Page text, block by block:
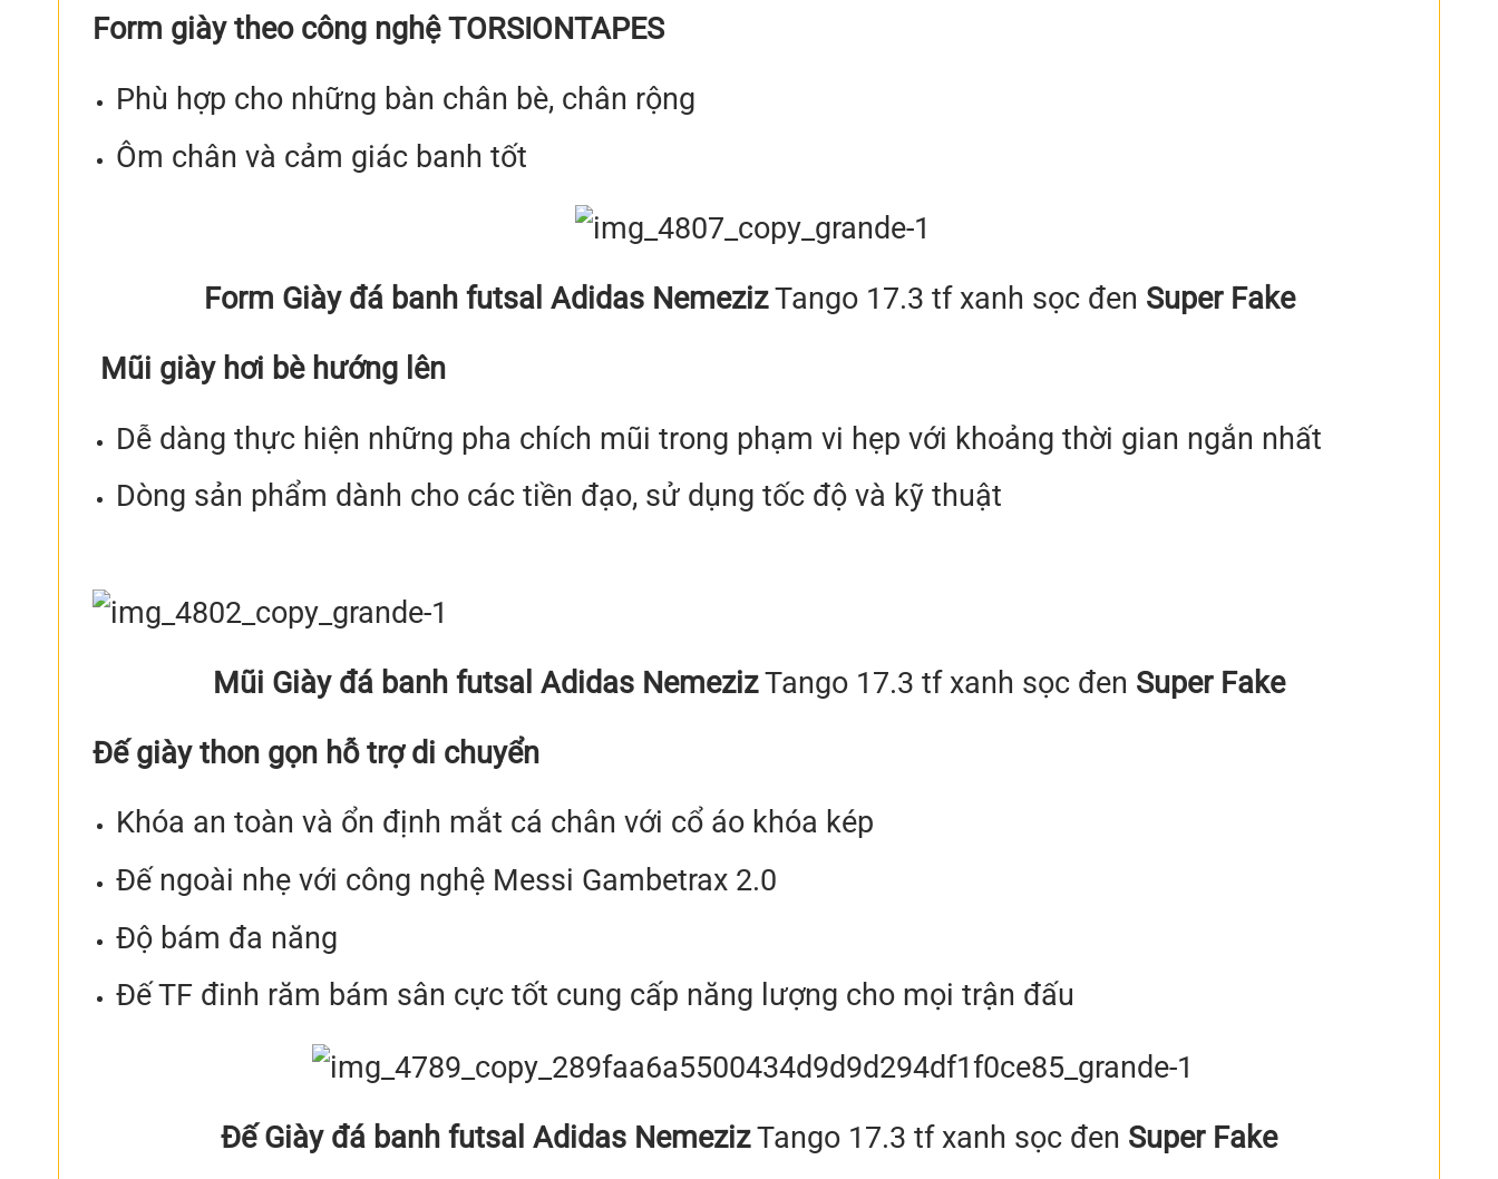
Form giày theo công nghệ TORSIONTAPES
Phù hợp cho những bàn chân bè, chân rộng
Ôm chân và cảm giác banh tốt
Form Giày đá banh futsal Adidas NemezizTango 17.3 tf xanh sọc đen Super Fake
Mũi giày hơi bè hướng lên
Dễ dàng thực hiện những pha chích mũi trong phạm vi hẹp với khoảng thời gian ngắn nhất
Dòng sản phẩm dành cho các tiền đạo, sử dụng tốc độ và kỹ thuật
Mũi Giày đá banh futsal Adidas NemezizTango 17.3 tf xanh sọc đen Super Fake
Đế giày thon gọn hỗ trợ di chuyển
Khóa an toàn và ổn định mắt cá chân với cổ áo khóa kép
Đế ngoài nhẹ với công nghệ Messi Gambetrax 2.0
Độ bám đa năng
Đế TF đinh răm bám sân cực tốt cung cấp năng lượng cho mọi trận đấu
Đế Giày đá banh futsal Adidas NemezizTango 17.3 tf xanh sọc đen Super Fake